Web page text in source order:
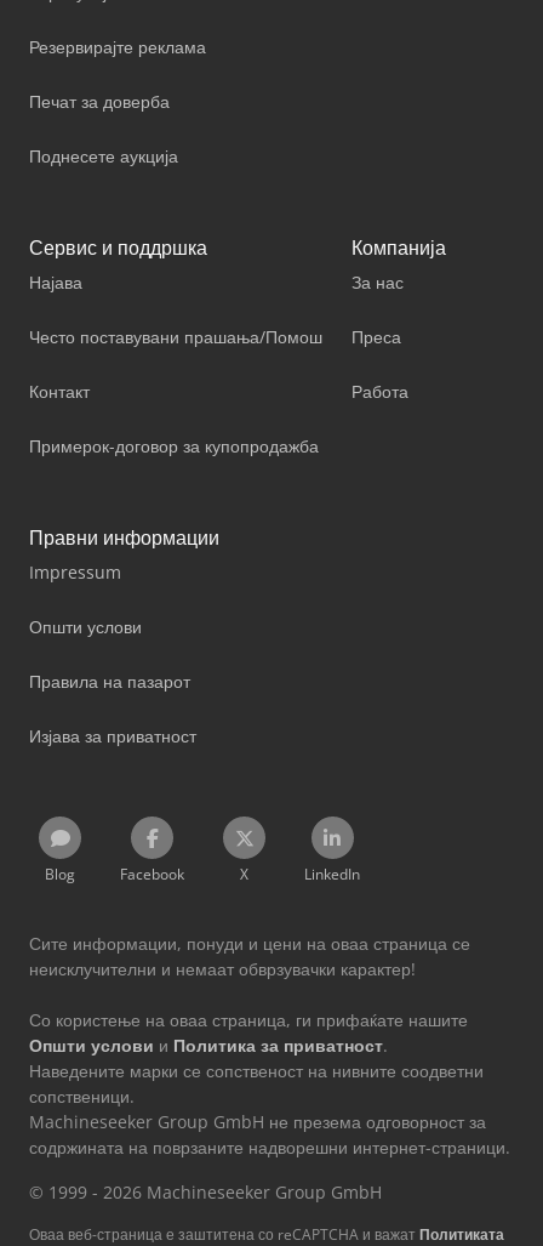
Резервирајте реклама
Печат за доверба
Поднесете аукција
Сервис и поддршка
Најава
Често поставувани прашања/Помош
Контакт
Примерок-договор за купопродажба
Компанија
За нас
Преса
Работа
Правни информации
Impressum
Општи услови
Правила на пазарот
Изјава за приватност
Blog Facebook X LinkedIn
Сите информации, понуди и цени на оваа страница се
неисклучителни и немаат обврзувачки карактер!
Со користење на оваа страница, ги прифаќате нашите
Општи услови и Политика за приватност.
Наведените марки се сопственост на нивните соодветни
сопственици.
Machineseeker Group GmbH не презема одговорност за
содржината на поврзаните надворешни интернет-страници.
© 1999 - 2026 Machineseeker Group GmbH
Оваа веб-страница е заштитена со reCAPTCHA и важат Политиката